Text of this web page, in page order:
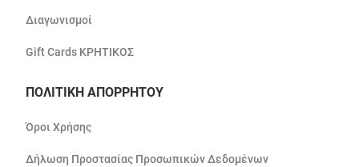
Διαγωνισμοί
Gift Cards ΚΡΗΤΙΚΟΣ
ΠΟΛΙΤΙΚΗ ΑΠΟΡΡΗΤΟΥ
Όροι Χρήσης
Δήλωση Προστασίας Προσωπικών Δεδομένων